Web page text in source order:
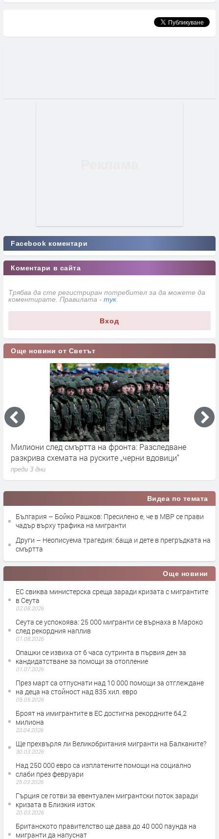
Facebook коментари
Коментари в сайта
Трябва да сте регистриран потребител за да можете да
коментирате. Правилата - тук
Вход
Още новини от Светът
Германските служби разследват руски опити за
влияние върху местния вот през септември
преди 4 дни
Видеа по темата
България – Бойко Рашков: Пресилено е, че в МВР се прави
чадър върху трафика на мигранти
Други – Неописуема трагедия: баща и дете в прегръдката на
смъртта
Още новини
ЕС свиква министерска среща заради кризата с мигрантите
в Сеута
02.08.2026
Сеута се успокоява: 25 000 мигранти се върнаха в Мароко
след рекордния наплив
01.08.2026
Опашки се извиха от 6 часа сутринта в първия ден за
кандидатстване за помощи за отопление
01.07.2026
През март са отпуснати над 10 000 помощи за отглеждане
на деца на стойност над 835 хил. евро
05.05.2026
Броят на имигрантите в ЕС достигна рекордните 64,2
милиона
23.04.2026
Ще прехвърля ли Великобритания мигранти на Балканите?
30.03.2026
Над 250 000 евро са изплатените помощи на социално
слаби през февруари
25.03.2026
Гърция се готви за евентуален мигрантски поток заради
кризата в Близкия изток
20.03.2026
Британското правителство ще дава до 40 000 паунда на
мигранти да напуснат